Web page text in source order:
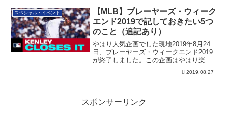
スペシャル・イベント
【MLB】プレーヤーズ・ウィーク
エンド2019で記しておきたい5つ
のこと（追記あり）
やはり人気企画でした現地2019年8月24
日、プレーヤーズ・ウィークエンド2019
が終了しました。この企画はやはり楽し
2019.08.27
スポンサーリンク